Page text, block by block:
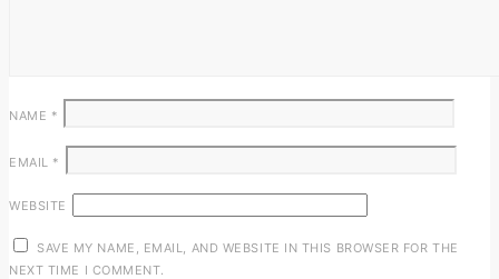
NAME *
EMAIL *
WEBSITE
SAVE MY NAME, EMAIL, AND WEBSITE IN THIS BROWSER FOR THE
NEXT TIME I COMMENT.